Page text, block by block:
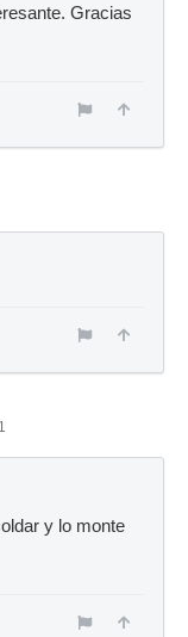
Gracias
y lo monte